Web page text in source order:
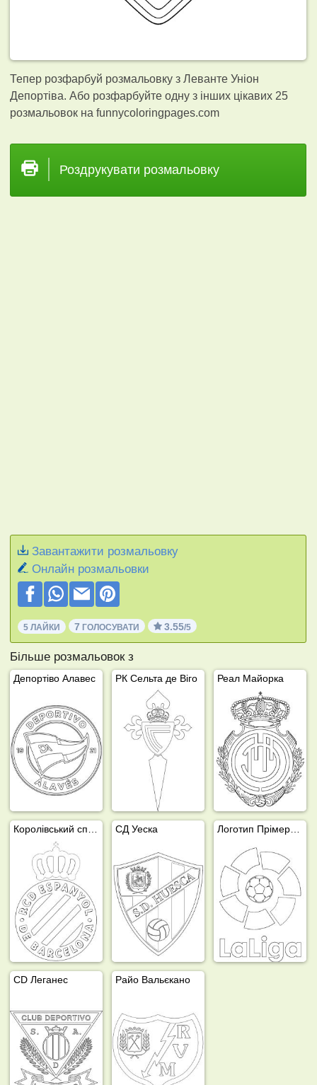
Тепер розфарбуй розмальовку з Леванте Уніон
Депортіва. Або розфарбуйте одну з інших цікавих 25
розмальовок на funnycoloringpages.com
Роздрукувати розмальовку
Завантажити розмальовку
Онлайн розмальовки
5 ЛАЙКИ 7 ГОЛОСУВАТИ 3.55/5
Більше розмальовок з
Депортіво Алавес РК Сельта де Віго Реал Майорка
СД Уеска
CD Леганес Райо Вальєкано